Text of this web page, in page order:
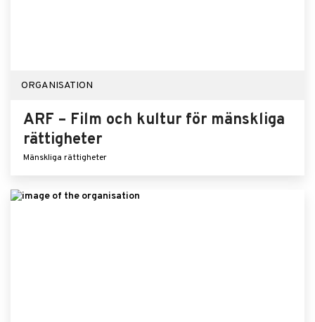
ORGANISATION
ARF – Film och kultur för mänskliga
rättigheter
Mänskliga rättigheter